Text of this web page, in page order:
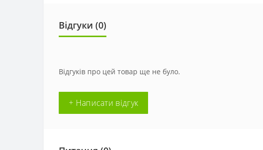
Відгуки (0)
Відгуків про цей товар ще не було.
+ Написати відгук